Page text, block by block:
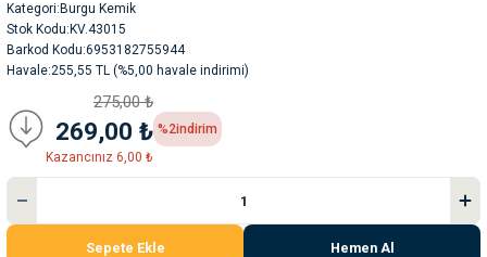
Kategori Burgu Kemik
Stok Kodu KV.43015
Barkod Kodu 6953182755944
Havale 255,55 TL (%5,00 havale indirimi)
275,00 ₺
269,00 ₺
Kazancınız 6,00 ₺
%2indirim
Sepete Ekle Hemen Al